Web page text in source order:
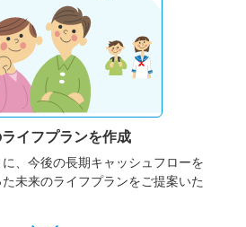
イフプランを作成
、今後の長期キャッシュフローを
未来のライフプランをご提案いた